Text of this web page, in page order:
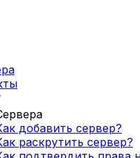
добавить сервер?
раскрутить сервер?